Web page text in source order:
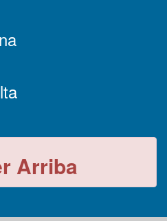
Arriba